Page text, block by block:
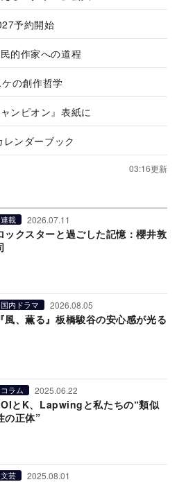
予約開始
的作家への道程
ケの創作哲学
ンピオン』表紙に
ンダーブック
03:16更新
連載 2026.07.11
ックスターと過ごした記憶：櫻井敦
国内ドラマ 2026.08.05
『風、薫る』板橋駿谷の安心感が光る
コラム 2025.06.22
とK、Lapwingと私たちの“類似
の正体”
文芸 2025.08.01